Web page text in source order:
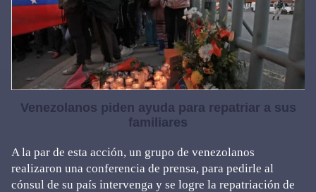
Venezolanos piden ayuda para repatriar a sus
familiares
A la par de esta acción, un grupo de venezolanos
realizaron una conferencia de prensa, para pedirle al
cónsul de su país intervenga y se logre la repatriación de